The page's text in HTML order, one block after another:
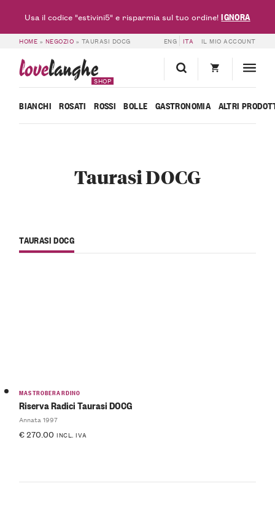
HOME » NEGOZIO » TAURASI DOCG ENG ITA IL MIO ACCOUNT
lovelanghe
SHOP
BIANCHI ROSATI ROSSI BOLLE GASTRONOMIA ALTRI
Taurasi DOCG
TAURASI DOCG
MASTROBERARDINO
Riserva Radici Taurasi DOCG
Annata 1997
€270.00 INCL. IVA
Usa il codice "estivini5" e risparmia sul tuo ordine!IGNORA